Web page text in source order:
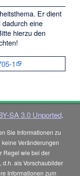
Er dient
eine
hierzu den
1
SA 3.0 Unported.
Sie Informationen zu
Veränderungen
Regel wie bei der
als Vorschaubilder
Informationen zum